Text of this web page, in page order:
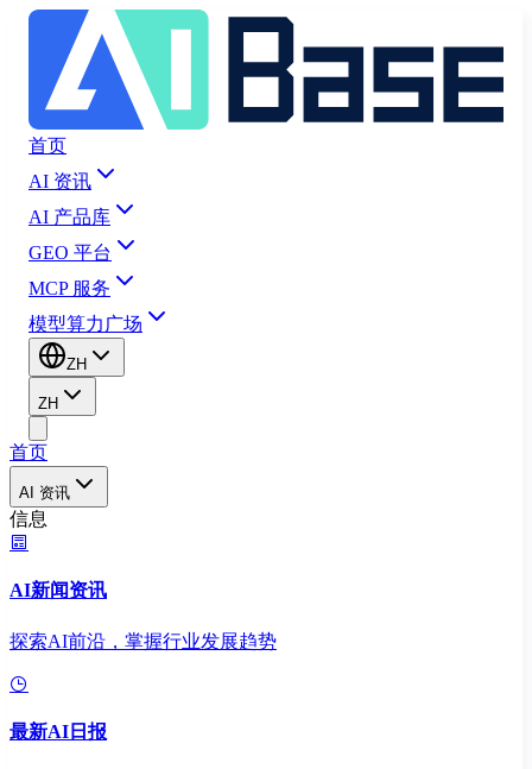
首页
AI 资讯
AI 产品库
GEO 平台
MCP 服务
模型算力广场
ZH
ZH
首页
AI 资讯
信息
AI新闻资讯
探索AI前沿，掌握行业发展趋势
最新AI日报